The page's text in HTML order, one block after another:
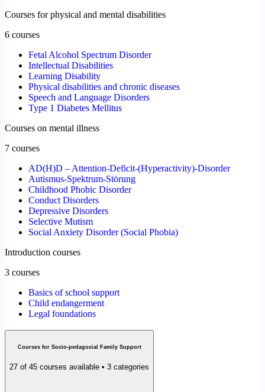
Courses for physical and mental disabilities
6 courses
Fetal Alcohol Spectrum Disorder
Intellectual Disabilities
Learning Disability
Physical disabilities and chronic diseases
Speech and Language Disorders
Type 1 Diabetes Mellitus
Courses on mental illness
7 courses
AD(H)D – Attention-Deficit-(Hyperactivity)-Disorder
Autismus-Spektrum-Störung
Childhood Phobic Disorder
Conduct Disorders
Depressive Disorders
Selective Mutism
Social Anxiety Disorder (Social Phobia)
Introduction courses
3 courses
Basics of school support
Child endangerment
Legal foundations
Courses for Socio-pedagocial Family Support
27 of 45 courses available • 3 categories